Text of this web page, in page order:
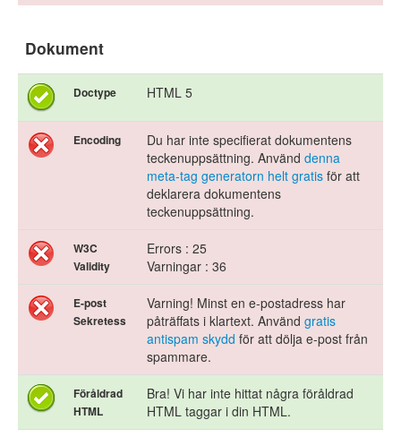
Dokument
Doctype HTML 5
Encoding
Du har inte specifierat dokumentens
teckenuppsättning. Använd denna
meta-tag generatorn helt gratis för att
deklarera dokumentens
teckenuppsättning.
W3C
Validity
Errors : 25
Varningar : 36
E-post
Sekretess
Varning! Minst en e-postadress har
påträffats i klartext. Använd gratis
antispam skydd för att dölja e-post från
spammare.
Föråldrad
HTML
Bra! Vi har inte hittat några föråldrad
HTML taggar i din HTML.